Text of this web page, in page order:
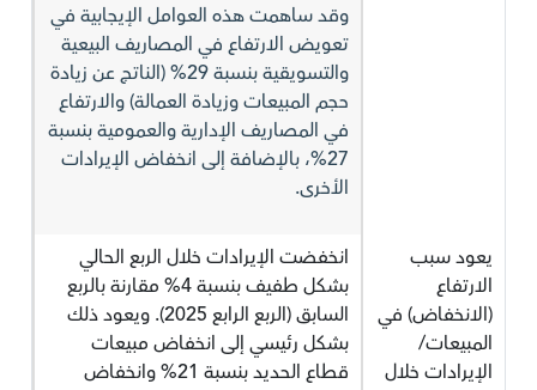
وقد ساهمت هذه العوامل الإيجابية في
تعويض الارتفاع في المصاريف البيعية
والتسويقية بنسبة 29% (الناتج عن زيادة
حجم المبيعات وزيادة العمالة) والارتفاع
في المصاريف الإدارية والعمومية بنسبة
27%، بالإضافة إلى انخفاض الإيرادات
الأخرى.
يعود سبب
الارتفاع
(الانخفاض) في
المبيعات/
الإيرادات خلال
انخفضت الإيرادات خلال الربع الحالي
بشكل طفيف بنسبة 4% مقارنة بالربع
السابق (الربع الرابع 2025). ويعود ذلك
بشكل رئيسي إلى انخفاض مبيعات
قطاع الحديد بنسبة 21% وانخفاض